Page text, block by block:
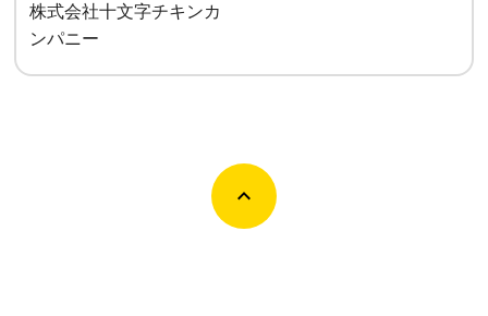
株式会社十文字チキンカ
ンパニー